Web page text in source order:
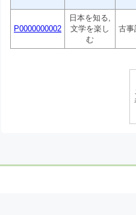
P0000000002
日本を知る,
文学を楽し
む
古事